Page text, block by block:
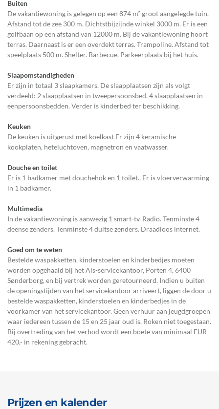
Buiten
De vakantiewoning is gelegen op een 874 m² groot aangelegde tuin.
Afstand tot de zee 300 m. Dichtstbijzijnde winkel 3000 m. Er is een
golfbaan op een afstand van 12000 m. Bij de vakantiewoning hoort
terras. Daarnaast is er een overdekt terras. Trampoline. Afstand tot
speelplaats 500 m. Shelter. Barbecue. Parkeerplaats bij het huis.
Slaapomstandigheden
Er zijn in totaal 3 slaapkamers. De slaapplaatsen zijn als volgt
verdeeld: 2 slaapplaatsen in tweepersoonsbed. 4 slaapplaatsen in
eenpersoonsbedden. Verder is kinderbed ter beschikking.
Keuken
De keuken is uitgerust met koelkast Er zijn 4 keramische
kookplaten, heteluchtoven, magnetron en vaatwasser.
Douche en toilet
Er is 1 badkamer met douchehok en 1 toilet.. Er is vloerverwarming
in 1 badkamer.
Multimedia
In de vakantiewoning is aanwezig 1 smart-tv. Radio. Tenminste 4
deense zenders. Tenminste 4 duitse zenders. Draadloos internet.
Goed om te weten
Bestelde waspakketten, kinderstoelen en kinderbedjes moeten
worden opgehaald bij het Als-servicekantoor, Porten 4, 6400
Sønderborg, en bij vertrek worden geretourneerd. Indien u buiten
de openingstijden van het servicekantoor arriveert, liggen de door u
bestelde waspakketten, kinderstoelen en kinderbedjes in de
voorkamer van het servicekantoor. Geen verhuur aan jeugdgroepen
waar iedereen tussen de 15 en 25 jaar oud is. Roken niet toegestaan.
Bij overtreding van het verbod wordt een boete van minimaal EUR
420,- in rekening gebracht.
Prijzen en kalender